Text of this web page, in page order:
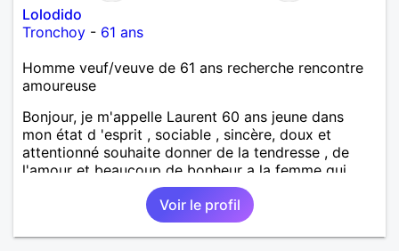
Lolodido
Tronchoy - 61 ans
Homme veuf/veuve de 61 ans recherche rencontre
amoureuse
Bonjour, je m'appelle Laurent 60 ans jeune dans
mon état d 'esprit , sociable , sincère, doux et
attentionné souhaite donner de la tendresse , de
l'amour et beaucoup de bonheur a la femme qui
souhaitera partager ma vie . Bientôt en retraite a la
fin de l 'année et libre de toute contrainte. Digne de
confiance à la femme qui voudras m 'en accorder
en toute sincérité. Pour le reste venez me découvrir
Voir le profil